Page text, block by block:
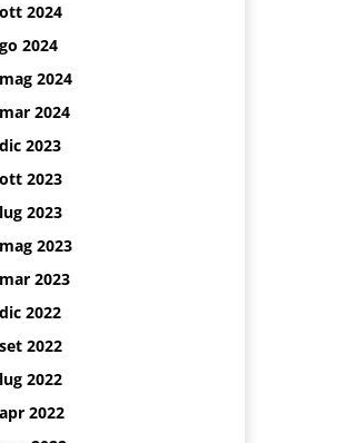
2024
2024
2024
2024
2023
2023
2023
2023
2023
2022
2022
2022
2022